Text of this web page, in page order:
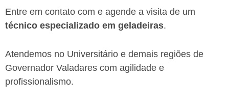
Entre em contato com e agende a visita de um
técnico especializado em geladeiras.
Atendemos no Universitário e demais regiões de
Governador Valadares com agilidade e
profissionalismo.